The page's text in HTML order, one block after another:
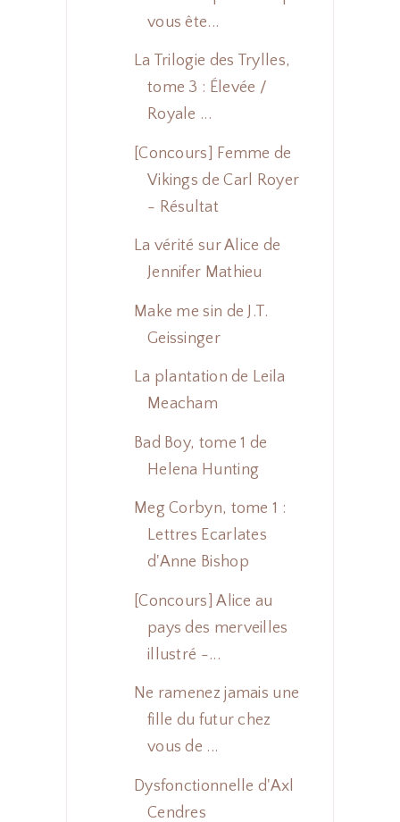
vous ête...
La Trilogie des Trylles,
tome 3 : Élevée /
Royale ...
[Concours] Femme de
Vikings de Carl Royer
- Résultat
La vérité sur Alice de
Jennifer Mathieu
Make me sin de J.T.
Geissinger
La plantation de Leila
Meacham
Bad Boy, tome 1 de
Helena Hunting
Meg Corbyn, tome 1 :
Lettres Ecarlates
d'Anne Bishop
[Concours] Alice au
pays des merveilles
illustré -...
Ne ramenez jamais une
fille du futur chez
vous de ...
Dysfonctionnelle d'Axl
Cendres